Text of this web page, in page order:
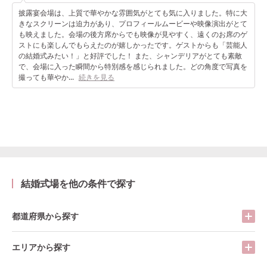
披露宴会場は、上質で華やかな雰囲気がとても気に入りました。特に大
きなスクリーンは迫力があり、プロフィールムービーや映像演出がとて
も映えました。会場の後方席からでも映像が見やすく、遠くのお席のゲ
ストにも楽しんでもらえたのが嬉しかったです。ゲストからも「芸能人
の結婚式みたい！」と好評でした！ また、シャンデリアがとても素敵
で、会場に入った瞬間から特別感を感じられました。どの角度で写真を
撮っても華やか... 続きを見る
結婚式場を他の条件で探す
都道府県から探す
エリアから探す